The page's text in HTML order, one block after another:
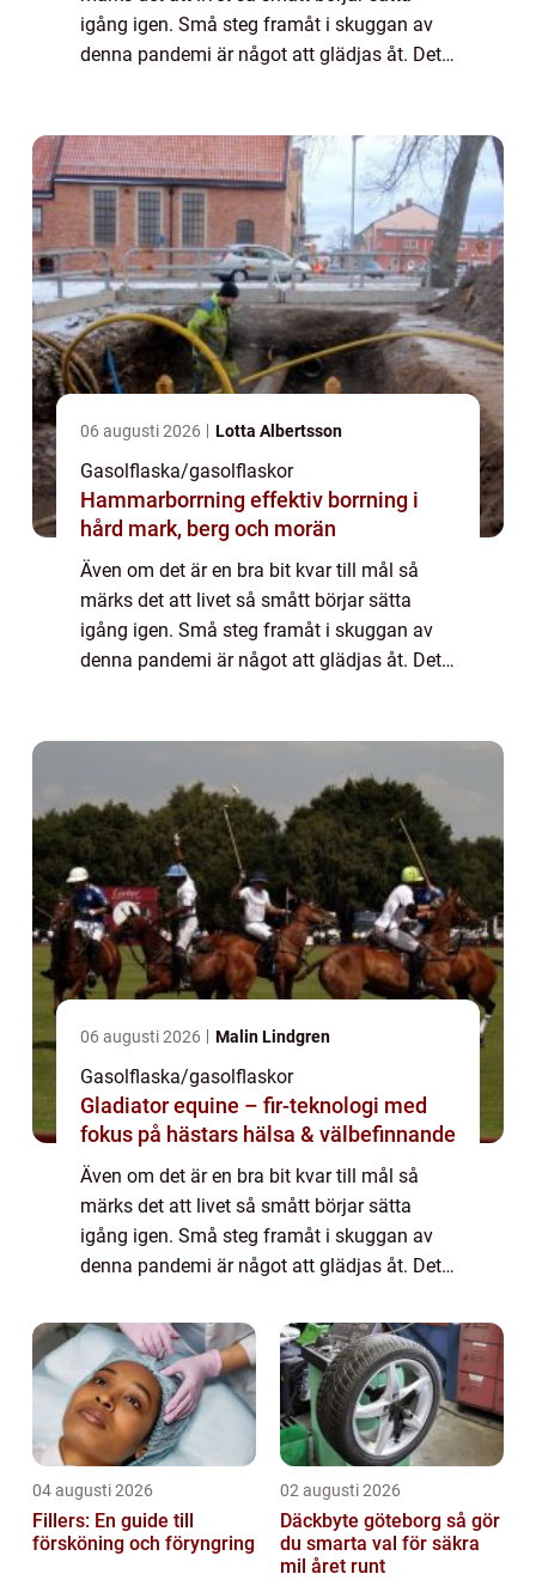
igång igen. Små steg framåt i skuggan av
denna pandemi är något att glädjas åt. Det
06 augusti 2026 Lotta Albertsson
Gasolflaska/gasolflaskor
Hammarborrning effektiv borrning i
hård mark, berg och morän
Även om det är en bra bit kvar till mål så
märks det att livet så smått börjar sätta
igång igen. Små steg framåt i skuggan av
denna pandemi är något att glädjas åt. Det
06 augusti 2026 Malin Lindgren
Gasolflaska/gasolflaskor
Gladiator equine – fir-teknologi med
fokus på hästars hälsa & välbefinnande
Även om det är en bra bit kvar till mål så
märks det att livet så smått börjar sätta
igång igen. Små steg framåt i skuggan av
denna pandemi är något att glädjas åt. Det
som om det inte fanns ett virus bla...
04 augusti 2026
Fillers: En guide till
försköning och föryngring
02 augusti 2026
Däckbyte göteborg så gör
du smarta val för säkra
mil året runt